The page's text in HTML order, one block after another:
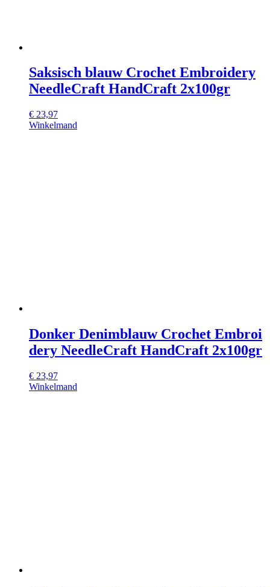
Saksisch blauw Crochet Embroidery
NeedleCraft HandCraft 2x100gr
€ 23,97
Winkelmand
Donker Denimblauw Crochet Embroi
dery NeedleCraft HandCraft 2x100gr
€ 23,97
Winkelmand